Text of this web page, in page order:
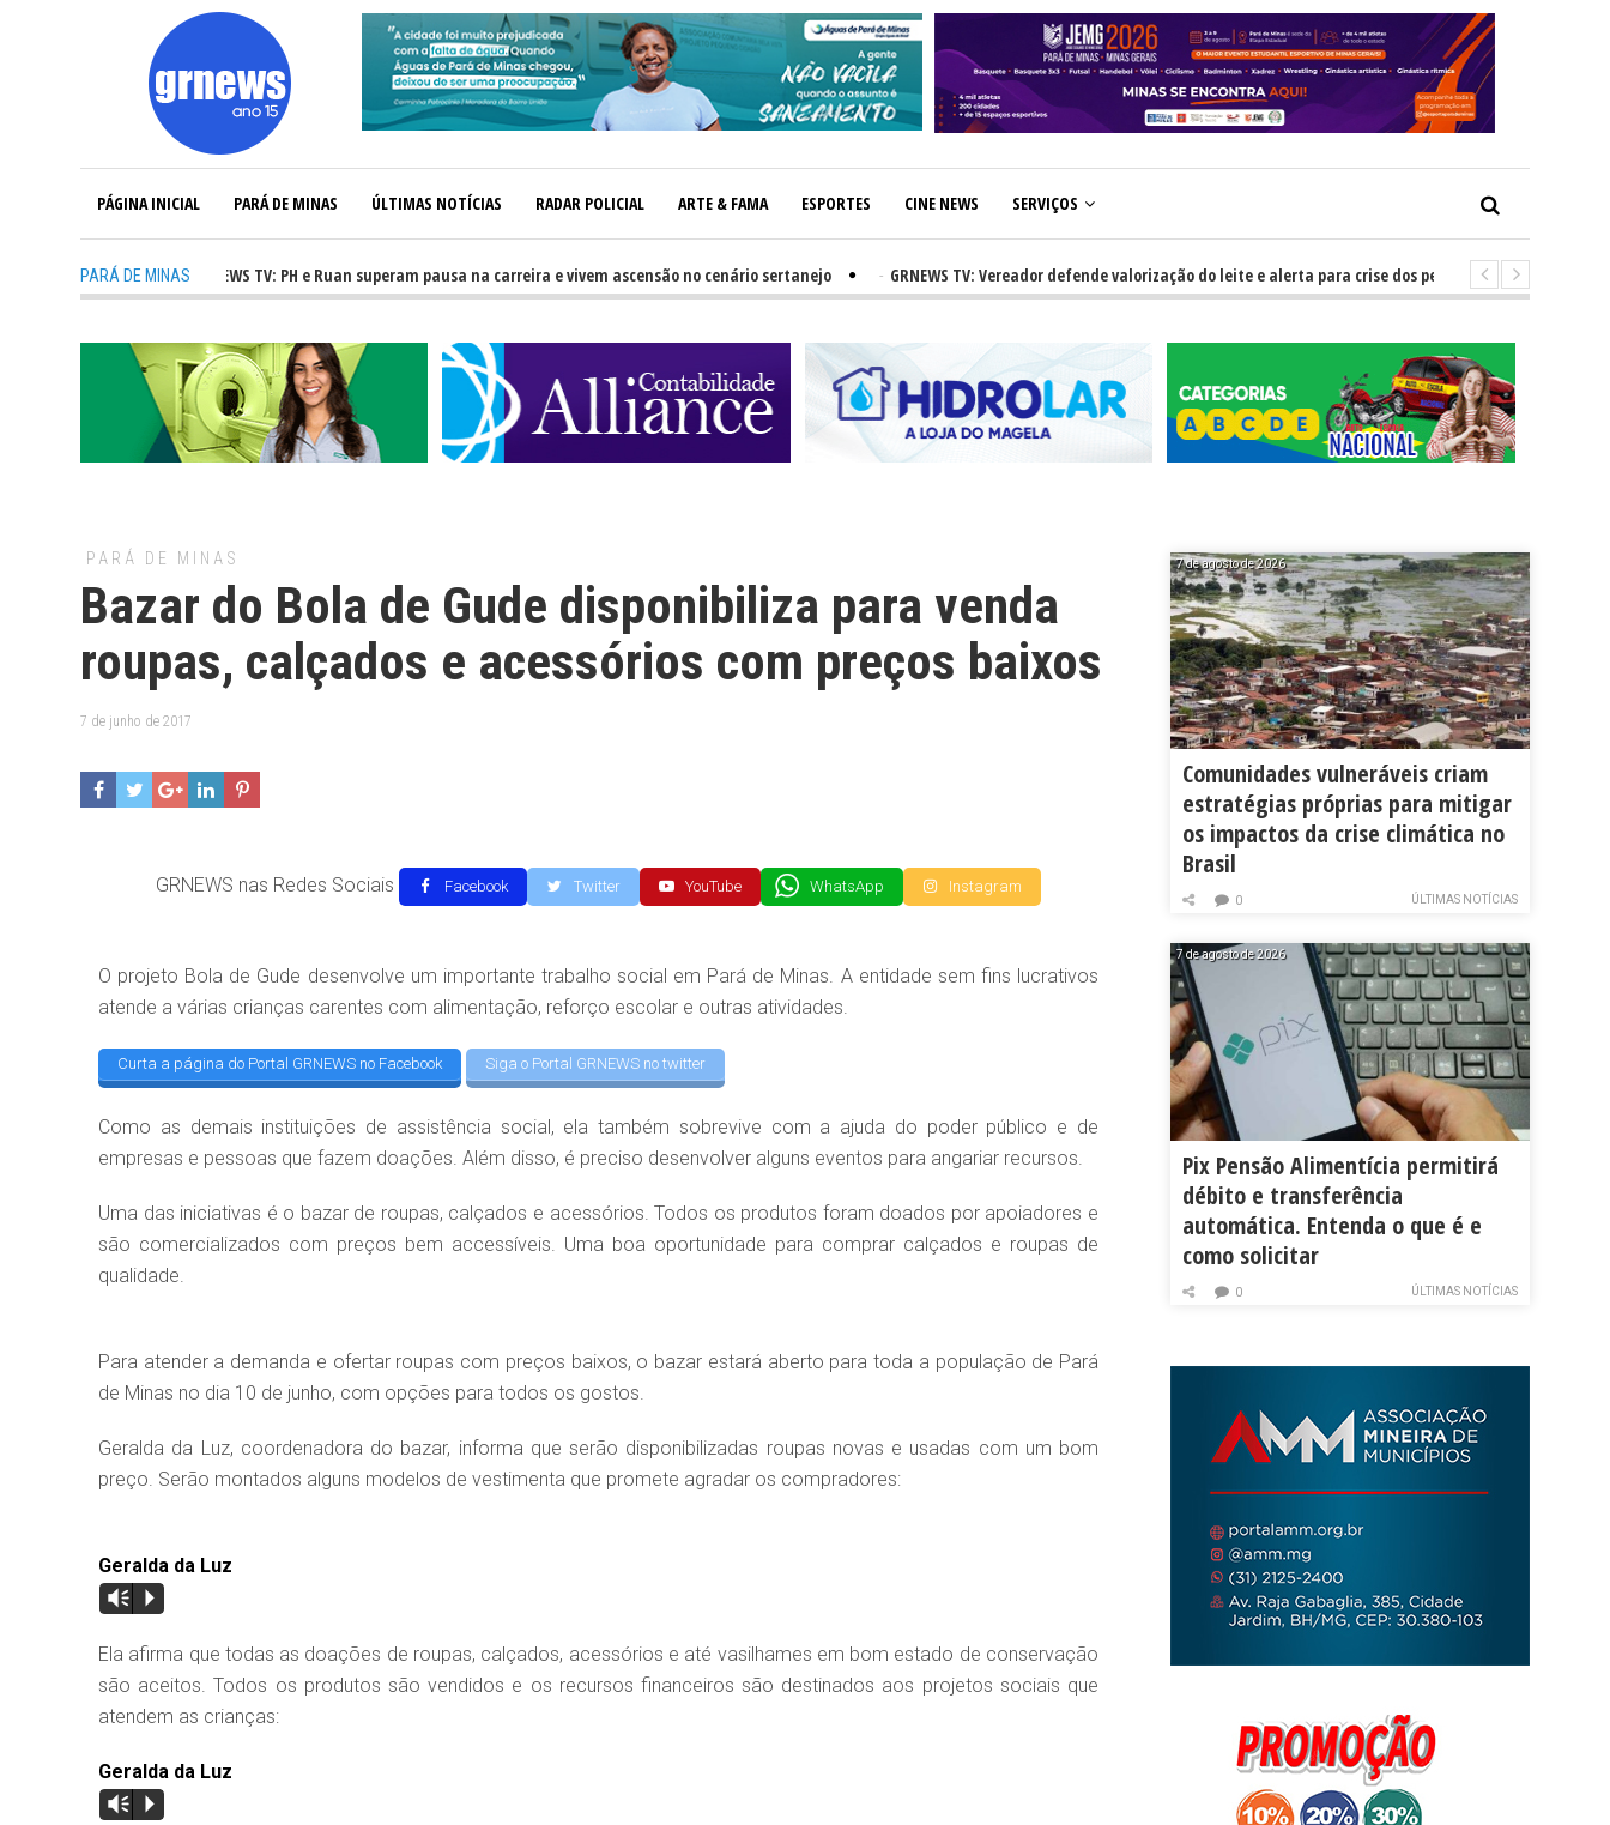
PÁGINA INICIAL PARÁ DE MINAS ÚLTIMAS NOTÍCIAS RADAR POLICIAL ARTE & FAMA ESPORTES CINE NEWS SERVIÇOS
PARÁ DE MINAS
incertezas - GRNEWS TV: PH e Ruan superam pausa na carreira e vivem ascensão no cenário sertanejo GRNEWS TV: Vereador defende valorização do leite e alerta para crise dos pequenos produtores
PARÁ DE MINAS
Bazar do Bola de Gude disponibiliza para venda
roupas, calçados e acessórios com preços baixos
7 de junho de 2017
GRNEWS nas Redes Sociais Facebook Twitter YouTube WhatsApp Instagram
O projeto Bola de Gude desenvolve um importante trabalho social em Pará de Minas. A entidade sem fins lucrativos
atende a várias crianças carentes com alimentação, reforço escolar e outras atividades.
Curta a página do Portal GRNEWS no Facebook Siga o Portal GRNEWS no twitter
Como as demais instituições de assistência social, ela também sobrevive com a ajuda do poder público e de
empresas e pessoas que fazem doações. Além disso, é preciso desenvolver alguns eventos para angariar recursos.
Uma das iniciativas é o bazar de roupas, calçados e acessórios. Todos os produtos foram doados por apoiadores e
são comercializados com preços bem accessíveis. Uma boa oportunidade para comprar calçados e roupas de
qualidade.
Para atender a demanda e ofertar roupas com preços baixos, o bazar estará aberto para toda a população de Pará
de Minas no dia 10 de junho, com opções para todos os gostos.
Geralda da Luz, coordenadora do bazar, informa que serão disponibilizadas roupas novas e usadas com um bom
preço. Serão montados alguns modelos de vestimenta que promete agradar os compradores:
Geralda da Luz
Vm P
Ela afirma que todas as doações de roupas, calçados, acessórios e até vasilhames em bom estado de conservação
são aceitos. Todos os produtos são vendidos e os recursos financeiros são destinados aos projetos sociais que
atendem as crianças:
Geralda da Luz
Vm P
7 de agosto de 2026
Comunidades vulneráveis criam
estratégias próprias para mitigar
os impactos da crise climática no
Brasil
ÚLTIMAS NOTÍCIAS
0
7 de agosto de 2026
Pix Pensão Alimentícia permitirá
débito e transferência
automática. Entenda o que é e
como solicitar
ÚLTIMAS NOTÍCIAS
0